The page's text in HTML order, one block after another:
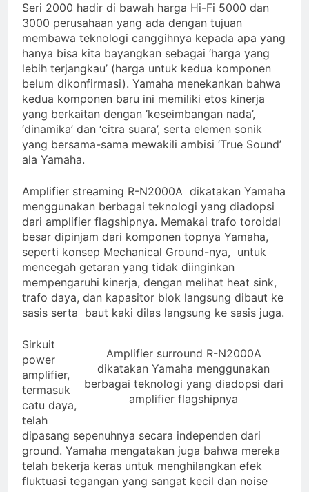
edisi terbatas
3 Years Ago
Seri 2000 hadir di bawah harga Hi-Fi 5000 dan
3000 perusahaan yang ada dengan tujuan
membawa teknologi canggihnya kepada apa yang
hanya bisa kita bayangkan sebagai ‘harga yang
lebih terjangkau’ (harga untuk kedua komponen
belum dikonfirmasi). Yamaha menekankan bahwa
kedua komponen baru ini memiliki etos kinerja
yang berkaitan dengan ‘keseimbangan nada’,
‘dinamika’ dan ‘citra suara’, serta elemen sonik
yang bersama-sama mewakili ambisi ‘True Sound’
ala Yamaha.
Amplifier streaming R-N2000A dikatakan Yamaha
menggunakan berbagai teknologi yang diadopsi
dari amplifier flagshipnya. Memakai trafo toroidal
besar dipinjam dari komponen topnya Yamaha,
seperti konsep Mechanical Ground-nya, untuk
mencegah getaran yang tidak diinginkan
mempengaruhi kinerja, dengan melihat heat sink,
trafo daya, dan kapasitor blok langsung dibaut ke
sasis serta baut kaki dilas langsung ke sasis juga.
Amplifier surround R-N2000A
dikatakan Yamaha menggunakan
berbagai teknologi yang diadopsi dari
amplifier flagshipnya
Sirkuit
power
amplifier,
termasuk
catu daya,
telah
dipasang sepenuhnya secara independen dari
ground. Yamaha mengatakan juga bahwa mereka
telah bekerja keras untuk menghilangkan efek
fluktuasi tegangan yang sangat kecil dan noise